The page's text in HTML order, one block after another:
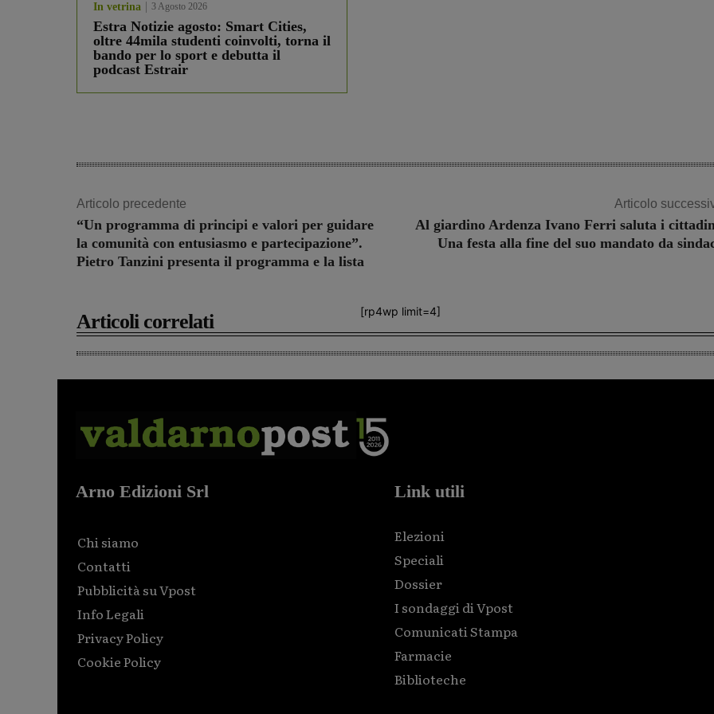
In vetrina 3 Agosto 2026
Estra Notizie agosto: Smart Cities,
oltre 44mila studenti coinvolti, torna il
bando per lo sport e debutta il
podcast Estrair
Articolo precedente
“Un programma di principi e valori per guidare
la comunità con entusiasmo e partecipazione”.
Pietro Tanzini presenta il programma e la lista
Articolo
Al giardino Ardenza Ivano Ferri saluta i
Una festa alla fine del suo mandato da
[rp4wp limit=4]
Articoli correlati
Arno Edizioni Srl
Chi siamo
Contatti
Pubblicità su Vpost
Info Legali
Privacy Policy
Cookie Policy
Link utili
Elezioni
Speciali
Dossier
I sondaggi di Vpost
Comunicati Stampa
Farmacie
Biblioteche